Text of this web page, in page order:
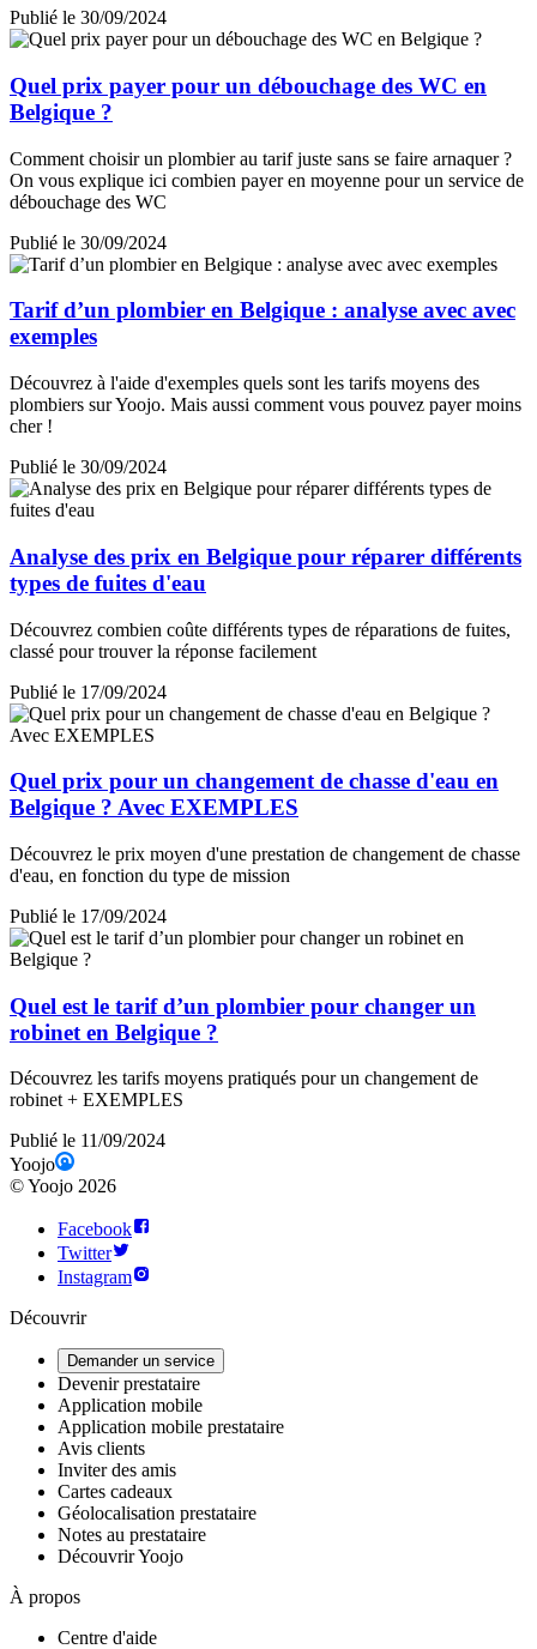
Publié le 30/09/2024
Quel prix payer pour un débouchage des WC en
Belgique ?
Comment choisir un plombier au tarif juste sans se faire arnaquer ?
On vous explique ici combien payer en moyenne pour un service de
débouchage des WC
Publié le 30/09/2024
Tarif d’un plombier en Belgique : analyse avec avec
exemples
Découvrez à l'aide d'exemples quels sont les tarifs moyens des
plombiers sur Yoojo. Mais aussi comment vous pouvez payer moins
cher !
Publié le 30/09/2024
Analyse des prix en Belgique pour réparer différents
types de fuites d'eau
Découvrez combien coûte différents types de réparations de fuites,
classé pour trouver la réponse facilement
Publié le 17/09/2024
Quel prix pour un changement de chasse d'eau en
Belgique ? Avec EXEMPLES
Découvrez le prix moyen d'une prestation de changement de chasse
d'eau, en fonction du type de mission
Publié le 17/09/2024
Quel est le tarif d’un plombier pour changer un
robinet en Belgique ?
Découvrez les tarifs moyens pratiqués pour un changement de
robinet + EXEMPLES
Publié le 11/09/2024
Yoojo
©Yoojo 2026
Facebook
Twitter
Instagram
Découvrir
Demander un service
Devenir prestataire
Application mobile
Application mobile prestataire
Avis clients
Inviter des amis
Cartes cadeaux
Géolocalisation prestataire
Notes au prestataire
Découvrir Yoojo
À propos
Centre d'aide